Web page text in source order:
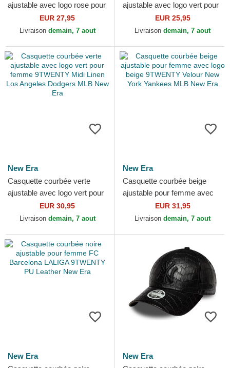
ajustable avec logo rose pour
femme 9FORTY Metallic
Logo New York Yankees...
EUR 27,95
Livraison demain, 7 aout
ajustable avec logo vert pour
femme 9FORTY League
Essential Los Angeles...
EUR 25,95
Livraison demain, 7 aout
New Era
Casquette courbée verte
ajustable avec logo vert pour
femme 9TWENTY Midi Linen
Los Angeles...
EUR 30,95
Livraison demain, 7 aout
New Era
Casquette courbée beige
ajustable pour femme avec
logo beige 9TWENTY Velour
New York Yankees MLB...
EUR 31,95
Livraison demain, 7 aout
New Era
New Era